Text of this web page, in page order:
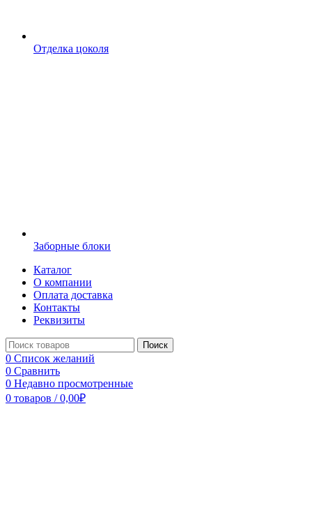
Отделка цоколя
Заборные блоки
Каталог
О компании
Оплата доставка
Контакты
Реквизиты
Поиск
0 Список желаний
0 Сравнить
0 Недавно просмотренные
0 товаров / 0,00₽